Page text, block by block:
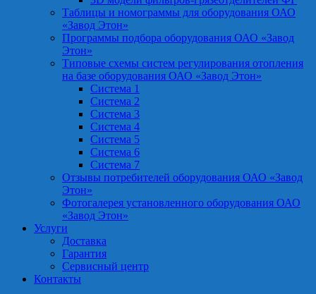
Таблицы и номограммы для оборудования ОАО
«Завод Этон»
Программы подбора оборудования ОАО «Завод
Этон»
Типовые схемы систем регулирования отопления
на базе оборудования ОАО «Завод Этон»
Система 1
Система 2
Система 3
Система 4
Система 5
Система 6
Система 7
Отзывы потребителей оборудования ОАО «Завод
Этон»
Фотогалерея установленного оборудования ОАО
«Завод Этон»
Услуги
Доставка
Гарантия
Сервисный центр
Контакты